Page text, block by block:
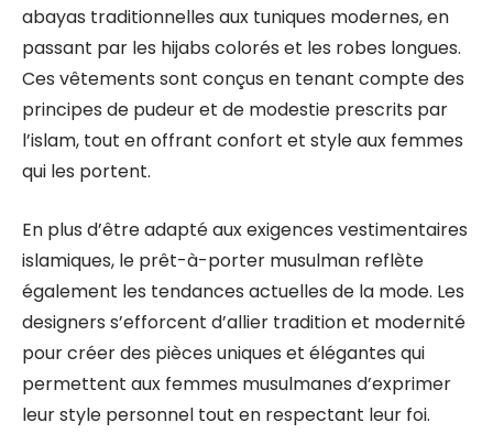
abayas traditionnelles aux tuniques modernes, en
passant par les hijabs colorés et les robes longues.
Ces vêtements sont conçus en tenant compte des
principes de pudeur et de modestie prescrits par
l’islam, tout en offrant confort et style aux femmes
qui les portent.
En plus d’être adapté aux exigences vestimentaires
islamiques, le prêt-à-porter musulman reflète
également les tendances actuelles de la mode. Les
designers s’efforcent d’allier tradition et modernité
pour créer des pièces uniques et élégantes qui
permettent aux femmes musulmanes d’exprimer
leur style personnel tout en respectant leur foi.